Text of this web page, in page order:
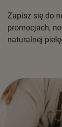
Zapisz się do
promocjach,
naturalnej